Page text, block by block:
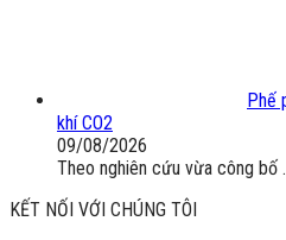
Phế
khí CO2
09/08/2026
Theo nghiên cứu vừa công bố
KẾT NỐI VỚI CHÚNG TÔI